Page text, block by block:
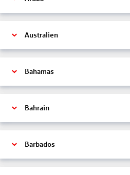
Australien
Bahamas
Bahrain
Barbados